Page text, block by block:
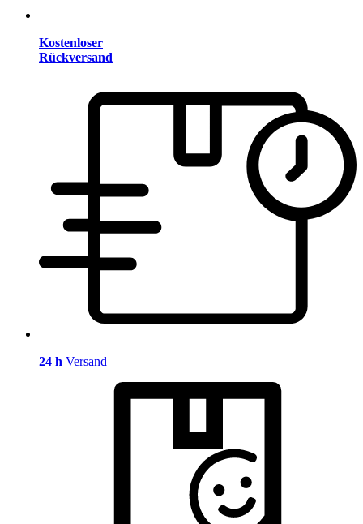
Kostenloser
Rückversand
24 h Versand